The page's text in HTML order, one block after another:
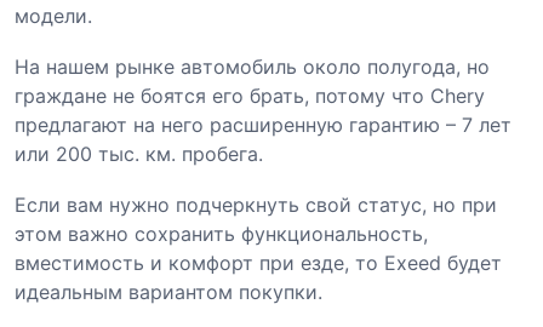
модели.
На нашем рынке автомобиль около полугода, но
граждане не боятся его брать, потому что Chery
предлагают на него расширенную гарантию – 7 лет
или 200 тыс. км. пробега.
Если вам нужно подчеркнуть свой статус, но при
этом важно сохранить функциональность,
вместимость и комфорт при езде, то Exeed будет
идеальным вариантом покупки.